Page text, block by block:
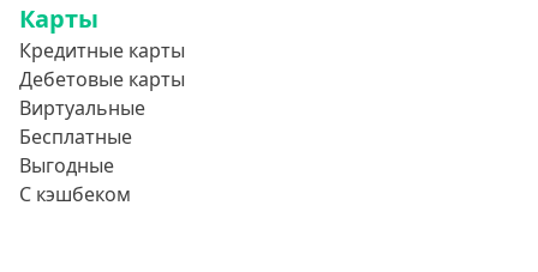
Строительство дома
Газификацию
Лечение
Стоматология
Неотложные нужды
Образование
Карты
Кредитные карты
Дебетовые карты
Виртуальные
Бесплатные
Выгодные
С кэшбеком